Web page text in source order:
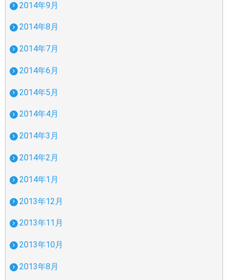
2014年9月
2014年8月
2014年7月
2014年6月
2014年5月
2014年4月
2014年3月
2014年2月
2014年1月
2013年12月
2013年11月
2013年10月
2013年8月